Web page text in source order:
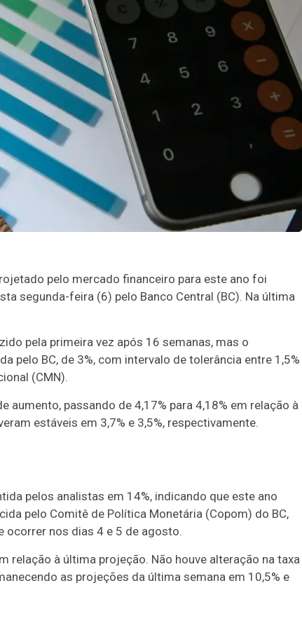
pelo mercado financeiro para este ano foi
segunda-feira (6) pelo Banco Central (BC). Na última
pela primeira vez após 16 semanas, mas o
pelo BC, de 3%, com intervalo de tolerância entre 1,5%
(CMN).
passando de 4,17% para 4,18% em relação à
estáveis em 3,7% e 3,5%, respectivamente.
pelos analistas em 14%, indicando que este ano
pelo Comitê de Política Monetária (Copom) do BC,
ocorrer nos dias 4 e 5 de agosto.
relação à última projeção. Não houve alteração na taxa
as projeções da última semana em 10,5% e